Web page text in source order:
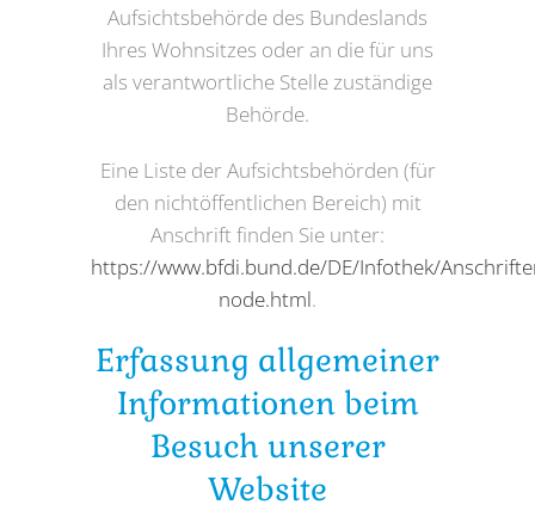
Aufsichtsbehörde des Bundeslands
Ihres Wohnsitzes oder an die für uns
als verantwortliche Stelle zuständige
Behörde.
Eine Liste der Aufsichtsbehörden (für
den nichtöffentlichen Bereich) mit
Anschrift finden Sie unter:
https://www.bfdi.bund.de/DE/Infothek/
node.html.
Erfassung allgemeiner
Informationen beim
Besuch unserer
Website